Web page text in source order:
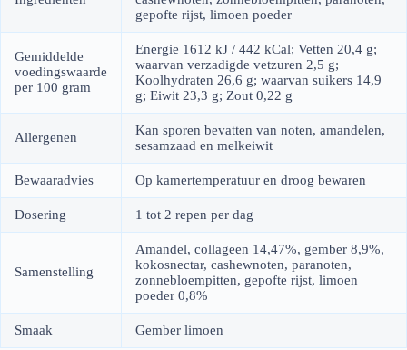
gepofte rijst, limoen poeder
Gemiddelde
voedingswaarde
per 100 gram
Energie 1612 kJ / 442 kCal; Vetten 20,4 g;
waarvan verzadigde vetzuren 2,5 g;
Koolhydraten 26,6 g; waarvan suikers 14,9
g; Eiwit 23,3 g; Zout 0,22 g
Allergenen
Kan sporen bevatten van noten, amandelen,
sesamzaad en melkeiwit
Bewaaradvies Op kamertemperatuur en droog bewaren
Dosering 1 tot 2 repen per dag
Samenstelling
Amandel, collageen 14,47%, gember 8,9%,
kokosnectar, cashewnoten, paranoten,
zonnebloempitten, gepofte rijst, limoen
poeder 0,8%
Smaak Gember limoen